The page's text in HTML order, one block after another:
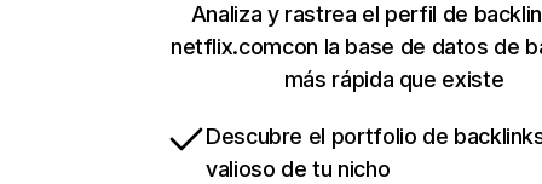
Analiza y rastrea el perfil de
netflix.comcon la base de datos de
más rápida que existe
Descubre el portfolio de
valioso de tu nicho